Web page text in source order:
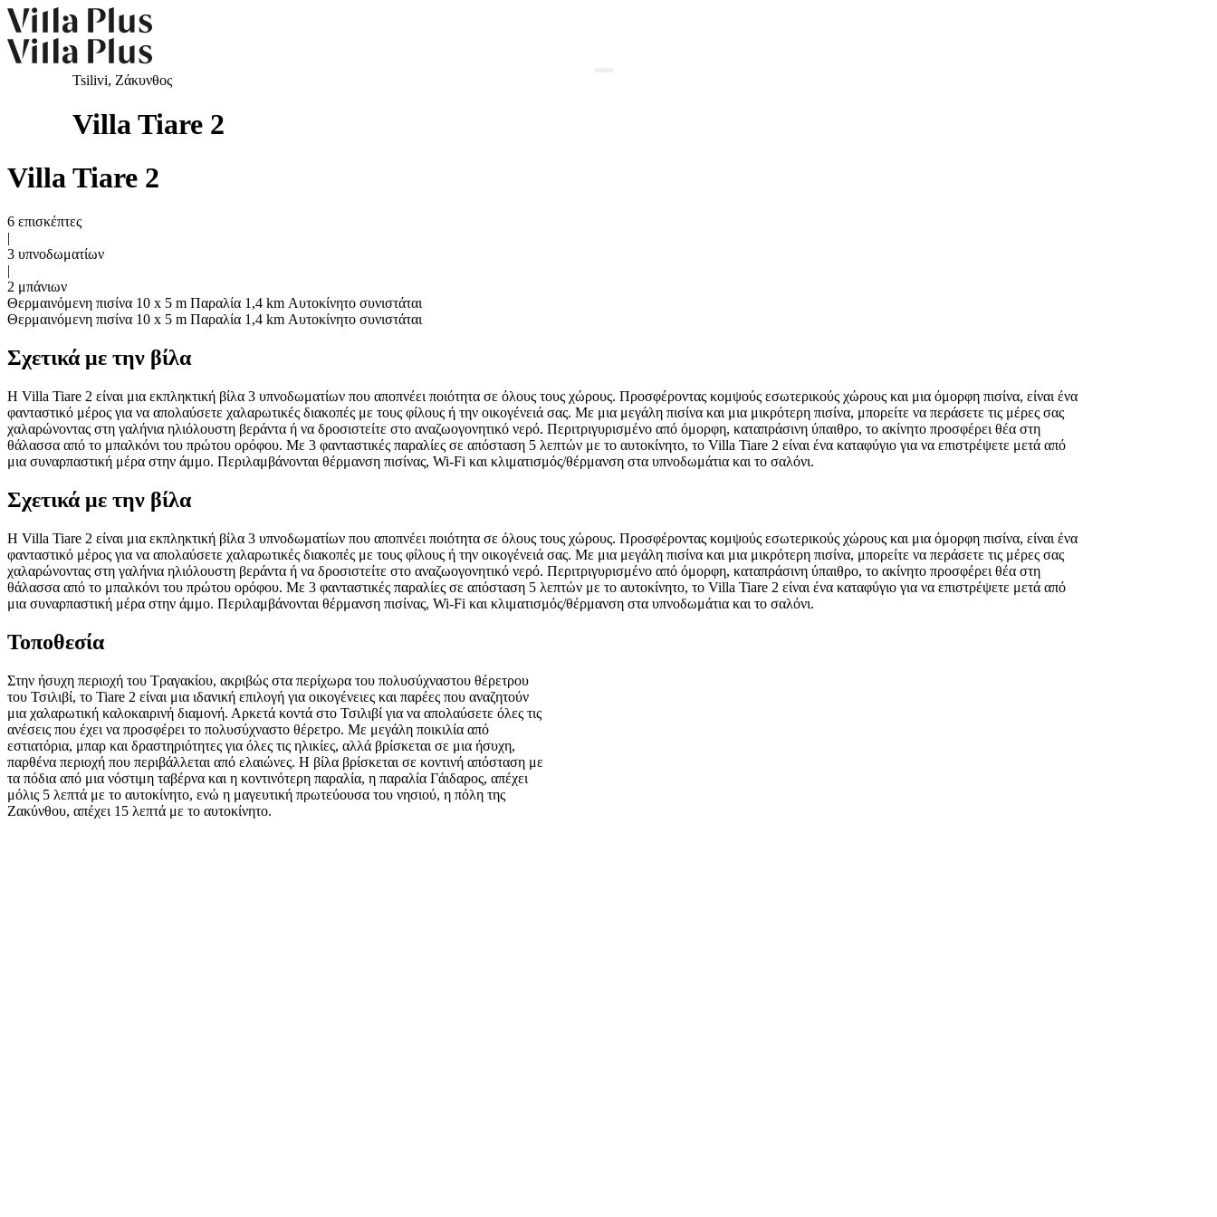
Tsilivi, Ζάκυνθος
Villa Tiare 2
Villa Tiare 2
6 επισκέπτες
|
3 υπνοδωματίων
|
2 μπάνιων
Θερμαινόμενη πισίνα 10 x 5 m Παραλία 1,4 km Αυτοκίνητο συνιστάται
Θερμαινόμενη πισίνα 10 x 5 m Παραλία 1,4 km Αυτοκίνητο συνιστάται
Σχετικά με την βίλα
Η Villa Tiare 2 είναι μια εκπληκτική βίλα 3 υπνοδωματίων που αποπνέει ποιότητα σε όλους τους χώρους. Προσφέροντας κομψούς εσωτερικούς χώρους και μια όμορφη πισίνα, είναι ένα
φανταστικό μέρος για να απολαύσετε χαλαρωτικές διακοπές με τους φίλους ή την οικογένειά σας. Με μια μεγάλη πισίνα και μια μικρότερη πισίνα, μπορείτε να περάσετε τις μέρες σας
χαλαρώνοντας στη γαλήνια ηλιόλουστη βεράντα ή να δροσιστείτε στο αναζωογονητικό νερό. Περιτριγυρισμένο από όμορφη, καταπράσινη ύπαιθρο, το ακίνητο προσφέρει θέα στη
θάλασσα από το μπαλκόνι του πρώτου ορόφου. Με 3 φανταστικές παραλίες σε απόσταση 5 λεπτών με το αυτοκίνητο, το Villa Tiare 2 είναι ένα καταφύγιο για να επιστρέψετε μετά από
μια συναρπαστική μέρα στην άμμο. Περιλαμβάνονται θέρμανση πισίνας, Wi-Fi και κλιματισμός/θέρμανση στα υπνοδωμάτια και το σαλόνι.
Σχετικά με την βίλα
Η Villa Tiare 2 είναι μια εκπληκτική βίλα 3 υπνοδωματίων που αποπνέει ποιότητα σε όλους τους χώρους. Προσφέροντας κομψούς εσωτερικούς χώρους και μια όμορφη πισίνα, είναι ένα
φανταστικό μέρος για να απολαύσετε χαλαρωτικές διακοπές με τους φίλους ή την οικογένειά σας. Με μια μεγάλη πισίνα και μια μικρότερη πισίνα, μπορείτε να περάσετε τις μέρες σας
χαλαρώνοντας στη γαλήνια ηλιόλουστη βεράντα ή να δροσιστείτε στο αναζωογονητικό νερό. Περιτριγυρισμένο από όμορφη, καταπράσινη ύπαιθρο, το ακίνητο προσφέρει θέα στη
θάλασσα από το μπαλκόνι του πρώτου ορόφου. Με 3 φανταστικές παραλίες σε απόσταση 5 λεπτών με το αυτοκίνητο, το Villa Tiare 2 είναι ένα καταφύγιο για να επιστρέψετε μετά από
μια συναρπαστική μέρα στην άμμο. Περιλαμβάνονται θέρμανση πισίνας, Wi-Fi και κλιματισμός/θέρμανση στα υπνοδωμάτια και το σαλόνι.
Τοποθεσία
Στην ήσυχη περιοχή του Τραγακίου, ακριβώς στα περίχωρα του πολυσύχναστου θέρετρου
του Τσιλιβί, το Tiare 2 είναι μια ιδανική επιλογή για οικογένειες και παρέες που αναζητούν
μια χαλαρωτική καλοκαιρινή διαμονή. Αρκετά κοντά στο Τσιλιβί για να απολαύσετε όλες τις
ανέσεις που έχει να προσφέρει το πολυσύχναστο θέρετρο. Με μεγάλη ποικιλία από
εστιατόρια, μπαρ και δραστηριότητες για όλες τις ηλικίες, αλλά βρίσκεται σε μια ήσυχη,
παρθένα περιοχή που περιβάλλεται από ελαιώνες. Η βίλα βρίσκεται σε κοντινή απόσταση με
τα πόδια από μια νόστιμη ταβέρνα και η κοντινότερη παραλία, η παραλία Γάιδαρος, απέχει
μόλις 5 λεπτά με το αυτοκίνητο, ενώ η μαγευτική πρωτεύουσα του νησιού, η πόλη της
Ζακύνθου, απέχει 15 λεπτά με το αυτοκίνητο.